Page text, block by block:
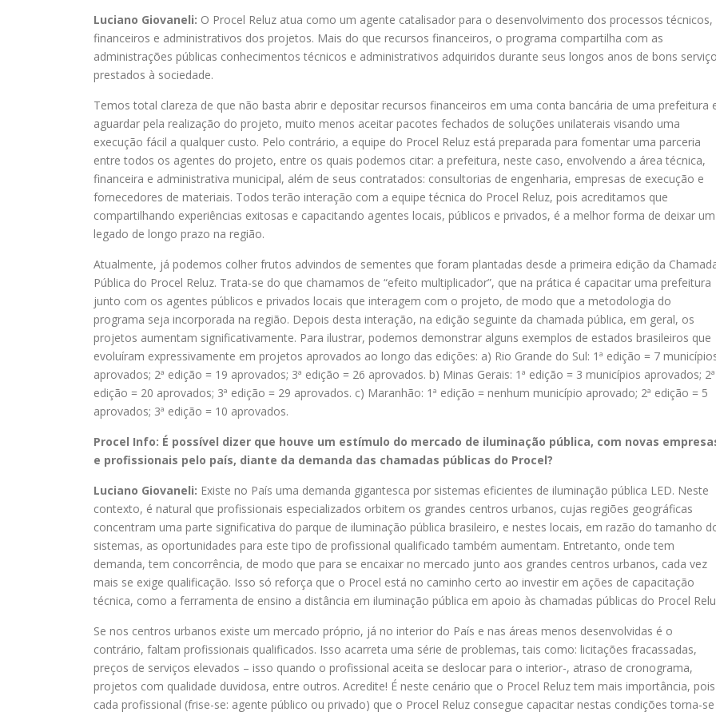
Luciano Giovaneli: O Procel Reluz atua como um agente catalisador para o desenvolvimento dos processos técnicos,
financeiros e administrativos dos projetos. Mais do que recursos financeiros, o programa compartilha com as
administrações públicas conhecimentos técnicos e administrativos adquiridos durante seus longos anos de bons
prestados à sociedade.
Temos total clareza de que não basta abrir e depositar recursos financeiros em uma conta bancária de uma prefeitura
aguardar pela realização do projeto, muito menos aceitar pacotes fechados de soluções unilaterais visando uma
execução fácil a qualquer custo. Pelo contrário, a equipe do Procel Reluz está preparada para fomentar uma parceria
entre todos os agentes do projeto, entre os quais podemos citar: a prefeitura, neste caso, envolvendo a área técnica,
financeira e administrativa municipal, além de seus contratados: consultorias de engenharia, empresas de execução e
fornecedores de materiais. Todos terão interação com a equipe técnica do Procel Reluz, pois acreditamos que
compartilhando experiências exitosas e capacitando agentes locais, públicos e privados, é a melhor forma de deixar um
legado de longo prazo na região.
Atualmente, já podemos colher frutos advindos de sementes que foram plantadas desde a primeira edição da
Pública do Procel Reluz. Trata-se do que chamamos de “efeito multiplicador”, que na prática é capacitar uma prefeitura
junto com os agentes públicos e privados locais que interagem com o projeto, de modo que a metodologia do
programa seja incorporada na região. Depois desta interação, na edição seguinte da chamada pública, em geral, os
projetos aumentam significativamente. Para ilustrar, podemos demonstrar alguns exemplos de estados brasileiros que
evoluíram expressivamente em projetos aprovados ao longo das edições: a) Rio Grande do Sul: 1ª edição = 7
aprovados; 2ª edição = 19 aprovados; 3ª edição = 26 aprovados. b) Minas Gerais: 1ª edição = 3 municípios aprovados; 2ª
edição = 20 aprovados; 3ª edição = 29 aprovados. c) Maranhão: 1ª edição = nenhum município aprovado; 2ª edição = 5
aprovados; 3ª edição = 10 aprovados.
Procel Info: É possível dizer que houve um estímulo do mercado de iluminação pública, com novas
e profissionais pelo país, diante da demanda das chamadas públicas do Procel?
Luciano Giovaneli: Existe no País uma demanda gigantesca por sistemas eficientes de iluminação pública LED. Neste
contexto, é natural que profissionais especializados orbitem os grandes centros urbanos, cujas regiões geográficas
concentram uma parte significativa do parque de iluminação pública brasileiro, e nestes locais, em razão do tamanho
sistemas, as oportunidades para este tipo de profissional qualificado também aumentam. Entretanto, onde tem
demanda, tem concorrência, de modo que para se encaixar no mercado junto aos grandes centros urbanos, cada vez
mais se exige qualificação. Isso só reforça que o Procel está no caminho certo ao investir em ações de capacitação
técnica, como a ferramenta de ensino a distância em iluminação pública em apoio às chamadas públicas do Procel
Se nos centros urbanos existe um mercado próprio, já no interior do País e nas áreas menos desenvolvidas é o
contrário, faltam profissionais qualificados. Isso acarreta uma série de problemas, tais como: licitações fracassadas,
preços de serviços elevados – isso quando o profissional aceita se deslocar para o interior-, atraso de cronograma,
projetos com qualidade duvidosa, entre outros. Acredite! É neste cenário que o Procel Reluz tem mais importância, pois
cada profissional (frise-se: agente público ou privado) que o Procel Reluz consegue capacitar nestas condições torna-se